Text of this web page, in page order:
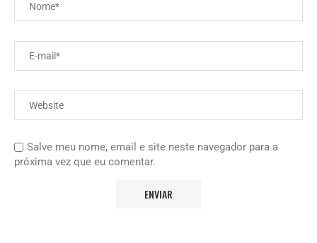
Salve meu nome, email e site neste navegador para a
próxima vez que eu comentar.